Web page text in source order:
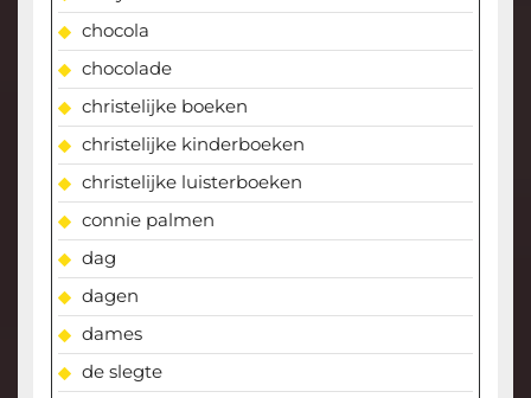
chocola
chocolade
christelijke boeken
christelijke kinderboeken
christelijke luisterboeken
connie palmen
dag
dagen
dames
de slegte